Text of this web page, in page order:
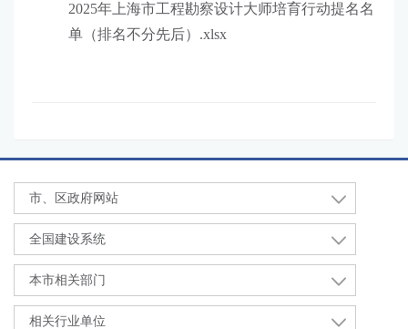
2025年上海市工程勘察设计大师培育行动提名名
单（排名不分先后）.xlsx
市、区政府网站
全国建设系统
本市相关部门
相关行业单位